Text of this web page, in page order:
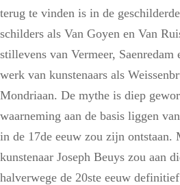
terug te vinden is in de
schilders als Van Goyen en Van
stillevens van Vermeer,
werk van kunstenaars als
Mondriaan. De mythe is diep
waarneming aan de basis liggen
in de 17de eeuw zou zijn ontstaan.
kunstenaar Joseph Beuys zou aan
halverwege de 20ste eeuw